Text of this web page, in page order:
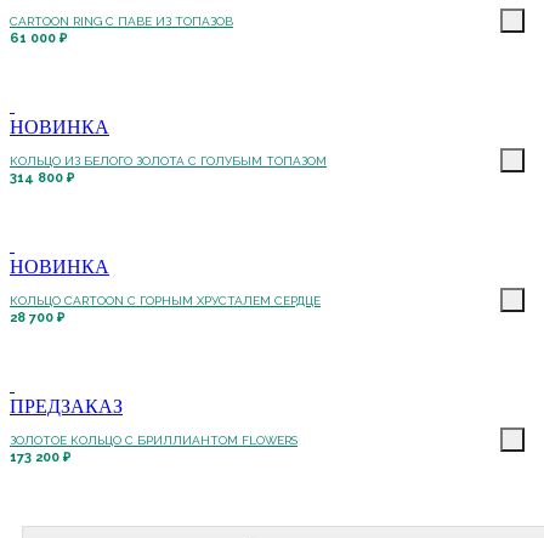
CARTOON RING С ПАВЕ ИЗ ТОПАЗОВ
61 000 ₽
НОВИНКА
КОЛЬЦО ИЗ БЕЛОГО ЗОЛОТА С ГОЛУБЫМ ТОПАЗОМ
314 800 ₽
НОВИНКА
КОЛЬЦО CARTOON C ГОРНЫМ ХРУСТАЛЕМ СЕРДЦЕ
28 700 ₽
ПРЕДЗАКАЗ
ЗОЛОТОЕ КОЛЬЦО С БРИЛЛИАНТОМ FLOWERS
173 200 ₽